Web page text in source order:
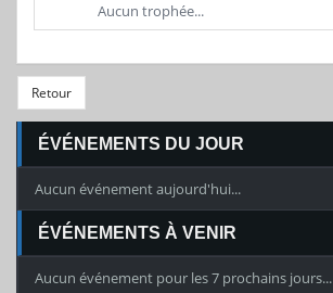
Aucun trophée...
Retour
ÉVÉNEMENTS DU JOUR
Aucun événement aujourd'hui...
ÉVÉNEMENTS À VENIR
Aucun événement pour les 7 prochains jours...